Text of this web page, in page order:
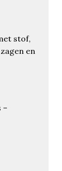
stof,
en
–